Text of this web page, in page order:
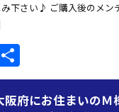
下さい♪ ご購入後のメン
共
有
府にお住まいのＭ